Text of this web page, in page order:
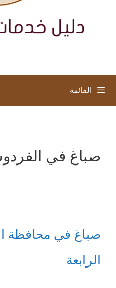
القائمة
صباغ في
صباغ في محافظة
الرابعة